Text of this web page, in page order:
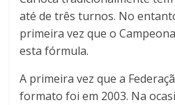
até de três turnos. No
primeira vez que o
esta fórmula.
A primeira vez que a
formato foi em 2003. Na